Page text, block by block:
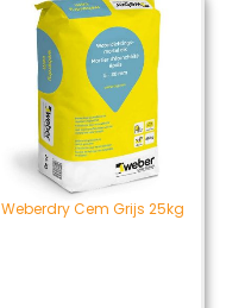
Weberdry Cem Grijs 25kg